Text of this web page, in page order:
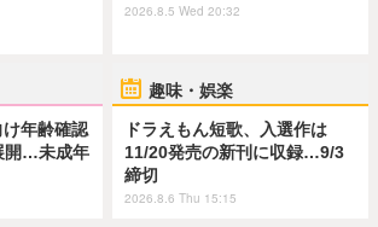
2026.8.5 Wed 20:32
年齢確認
開…未成年
趣味・娯楽
ドラえもん短歌、入選作は
11/20発売の新刊に収録…9/3
締切
2026.8.6 Thu 15:15